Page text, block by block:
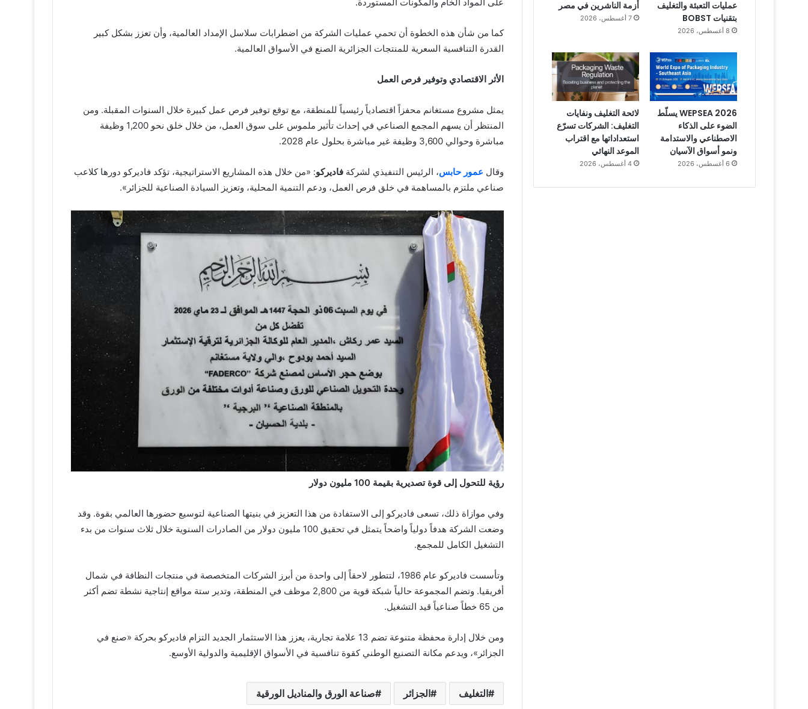
كما من شأن هذه الخطوة أن تحمي عمليات الشركة من اضطرابات سلاسل الإمداد العالمية، وأن تعزز بشكل كبير
القدرة التنافسية السعرية للمنتجات الجزائرية الصنع في الأسواق العالمية.
الأثر الاقتصادي وتوفير فرص العمل
يمثل مشروع مستغانم محفزاً اقتصادياً رئيسياً للمنطقة، مع توقع توفير فرص عمل كبيرة خلال السنوات المقبلة. ومن
المنتظر أن يسهم المجمع الصناعي في إحداث تأثير ملموس على سوق العمل، من خلال خلق نحو 1,200 وظيفة
مباشرة وحوالي 3,600 وظيفة غير مباشرة بحلول عام 2028.
وقال عمور حابس، الرئيس التنفيذي لشركة فاديركو: «من خلال هذه المشاريع الاستراتيجية، تؤكد فاديركو دورها كلاعب
صناعي ملتزم بالمساهمة في خلق فرص العمل، ودعم التنمية المحلية، وتعزيز السيادة الصناعية للجزائر».
رؤية للتحول إلى قوة تصديرية بقيمة 100 مليون دولار
وفي موازاة ذلك، تسعى فاديركو إلى الاستفادة من هذا التعزيز في بنيتها الصناعية لتوسيع حضورها العالمي بقوة. وقد
وضعت الشركة هدفاً دولياً واضحاً يتمثل في تحقيق 100 مليون دولار من الصادرات السنوية خلال ثلاث سنوات من بدء
التشغيل الكامل للمجمع.
وتأسست فاديركو عام 1986، لتتطور لاحقاً إلى واحدة من أبرز الشركات المتخصصة في منتجات النظافة في شمال
أفريقيا. وتضم المجموعة حالياً شبكة قوية من 2,800 موظف في المنطقة، وتدير ستة مواقع إنتاجية نشطة تضم أكثر
من 65 خطاً صناعياً قيد التشغيل.
ومن خلال إدارة محفظة متنوعة تضم 13 علامة تجارية، يعزز هذا الاستثمار الجديد التزام فاديركو بحركة «صنع في
الجزائر»، ويدعم مكانة التصنيع الوطني كقوة تنافسية في الأسواق الإقليمية والدولية الأوسع.
التغليف الجزائر صناعة الورق والمناديل الورقية
عمليات التعبئة والتغليف
بتقنيات BOBST
8 أغسطس، 2026
أزمة الناشرين في مصر
7 أغسطس، 2026
WEPSEA 2026 يسلّط
الضوء على الذكاء
الاصطناعي والاستدامة
ونمو أسواق الآسيان
6 أغسطس، 2026
لائحة التغليف ونفايات
التغليف: الشركات تسرّع
استعداداتها مع اقتراب
الموعد النهائي
4 أغسطس، 2026